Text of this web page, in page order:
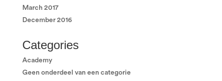
March 2017
December 2016
Categories
Academy
Geen onderdeel van een categorie